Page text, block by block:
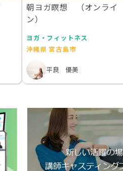
朝ヨガ瞑想 （オンライ
ン）
ヨガ・フィットネス
沖縄県 宮古島市
平良 優美